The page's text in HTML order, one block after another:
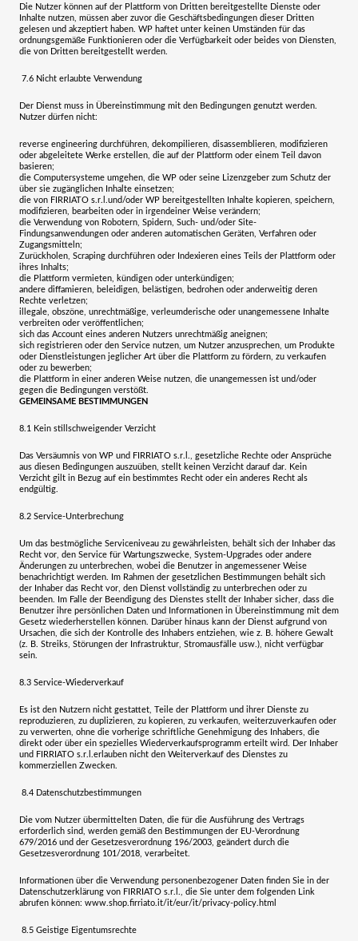
Die Nutzer können auf der Plattform von Dritten bereitgestellte Dienste oder
Inhalte nutzen, müssen aber zuvor die Geschäftsbedingungen dieser Dritten
gelesen und akzeptiert haben. WP haftet unter keinen Umständen für das
ordnungsgemäße Funktionieren oder die Verfügbarkeit oder beides von Diensten,
die von Dritten bereitgestellt werden.
7.6 Nicht erlaubte Verwendung
Der Dienst muss in Übereinstimmung mit den Bedingungen genutzt werden.
Nutzer dürfen nicht:
reverse engineering durchführen, dekompilieren, disassemblieren, modifizieren
oder abgeleitete Werke erstellen, die auf der Plattform oder einem Teil davon
basieren;
die Computersysteme umgehen, die WP oder seine Lizenzgeber zum Schutz der
über sie zugänglichen Inhalte einsetzen;
die von FIRRIATO s.r.l. und/oder WP bereitgestellten Inhalte kopieren, speichern,
modifizieren, bearbeiten oder in irgendeiner Weise verändern;
die Verwendung von Robotern, Spidern, Such- und/oder Site-
Findungsanwendungen oder anderen automatischen Geräten, Verfahren oder
Zugangsmitteln;
Zurückholen, Scraping durchführen oder Indexieren eines Teils der Plattform oder
ihres Inhalts;
die Plattform vermieten, kündigen oder unterkündigen;
andere diffamieren, beleidigen, belästigen, bedrohen oder anderweitig deren
Rechte verletzen;
illegale, obszöne, unrechtmäßige, verleumderische oder unangemessene Inhalte
verbreiten oder veröffentlichen;
sich das Account eines anderen Nutzers unrechtmäßig aneignen;
sich registrieren oder den Service nutzen, um Nutzer anzusprechen, um Produkte
oder Dienstleistungen jeglicher Art über die Plattform zu fördern, zu verkaufen
oder zu bewerben;
die Plattform in einer anderen Weise nutzen, die unangemessen ist und/oder
gegen die Bedingungen verstößt.
GEMEINSAME BESTIMMUNGEN
8.1 Kein stillschweigender Verzicht
Das Versäumnis von WP und FIRRIATO s.r.l.
, gesetzliche Rechte oder Ansprüche
aus diesen Bedingungen auszuüben, stellt keinen Verzicht darauf dar. Kein
Verzicht gilt in Bezug auf ein bestimmtes Recht oder ein anderes Recht als
endgültig.
8.2 Service-Unterbrechung
Um das bestmögliche Serviceniveau zu gewährleisten, behält sich der Inhaber das
Recht vor, den Service für Wartungszwecke, System-Upgrades oder andere
Änderungen zu unterbrechen, wobei die Benutzer in angemessener Weise
benachrichtigt werden. Im Rahmen der gesetzlichen Bestimmungen behält sich
der Inhaber das Recht vor, den Dienst vollständig zu unterbrechen oder zu
beenden. Im Falle der Beendigung des Dienstes stellt der Inhaber sicher, dass die
Benutzer ihre persönlichen Daten und Informationen in Übereinstimmung mit dem
Gesetz wiederherstellen können. Darüber hinaus kann der Dienst aufgrund von
Ursachen, die sich der Kontrolle des Inhabers entziehen, wie z. B. höhere Gewalt
(z. B. Streiks, Störungen der Infrastruktur, Stromausfälle usw.), nicht verfügbar
sein.
8.3 Service-Wiederverkauf
Es ist den Nutzern nicht gestattet, Teile der Plattform und ihrer Dienste zu
reproduzieren, zu duplizieren, zu kopieren, zu verkaufen, weiterzuverkaufen oder
zu verwerten, ohne die vorherige schriftliche Genehmigung des Inhabers, die
direkt oder über ein spezielles Wiederverkaufsprogramm erteilt wird. Der Inhaber
und FIRRIATO s.r.l. erlauben nicht den Weiterverkauf des Dienstes zu
kommerziellen Zwecken.
8.4 Datenschutzbestimmungen
Die vom Nutzer übermittelten Daten, die für die Ausführung des Vertrags
erforderlich sind, werden gemäß den Bestimmungen der EU-Verordnung
679/2016 und der Gesetzesverordnung 196/2003, geändert durch die
Gesetzesverordnung 101/2018, verarbeitet.
Informationen über die Verwendung personenbezogener Daten finden Sie in der
Datenschutzerklärung von FIRRIATO s.r.l.
, die Sie unter dem folgenden Link
abrufen können: www.shop.firriato.it/it/eur/it/privacy-policy.html
8.5 Geistige Eigentumsrechte